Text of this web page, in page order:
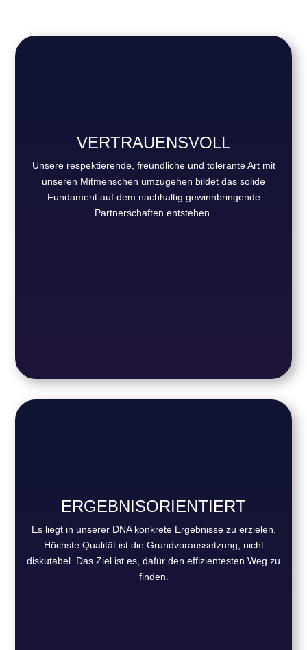
VERTRAUENSVOLL
Unsere respektierende, freundliche und tolerante Art mit
unseren Mitmenschen umzugehen bildet das solide
Fundament auf dem nachhaltig gewinnbringende
Partnerschaften entstehen.
ERGEBNISORIENTIERT
Es liegt in unserer DNA konkrete Ergebnisse zu erzielen.
Höchste Qualität ist die Grundvoraussetzung, nicht
diskutabel. Das Ziel ist es, dafür den effizientesten Weg zu
finden.